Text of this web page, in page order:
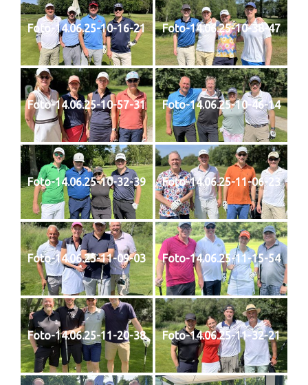
Foto-14.06.25-10-16-21 Foto-14.06.25-10-38-47
Foto-14.06.25-10-57-31 Foto-14.06.25-10-46-14
Foto-14.06.25-10-32-39 Foto-14.06.25-11-06-23
Foto-14.06.25-11-09-03 Foto-14.06.25-11-15-54
Foto-14.06.25-11-20-38 Foto-14.06.25-11-32-21